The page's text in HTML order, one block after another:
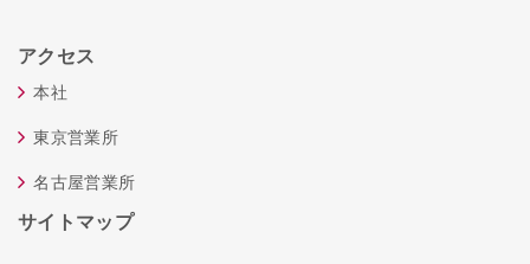
アクセス
本社
東京営業所
名古屋営業所
サイトマップ